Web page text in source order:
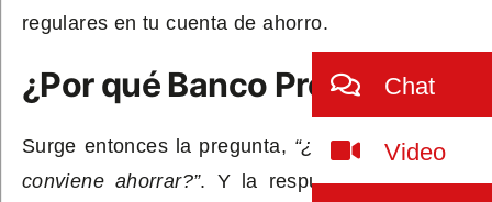
regulares en tu cuenta de ahorro.
¿Por qué Banco ProCredit?
Surge entonces la pregunta, “¿en qué banco me
conviene ahorrar?”. Y la respuesta es sencilla:
Chat
Video